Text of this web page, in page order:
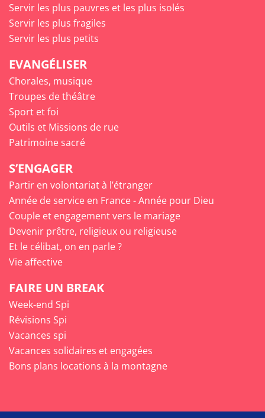
Servir les plus pauvres et les plus isolés
Servir les plus fragiles
Servir les plus petits
EVANGÉLISER
Chorales, musique
Troupes de théâtre
Sport et foi
Outils et Missions de rue
Patrimoine sacré
S’ENGAGER
Partir en volontariat à l’étranger
Année de service en France - Année pour Dieu
Couple et engagement vers le mariage
Devenir prêtre, religieux ou religieuse
Et le célibat, on en parle ?
Vie affective
FAIRE UN BREAK
Week-end Spi
Révisions Spi
Vacances spi
Vacances solidaires et engagées
Bons plans locations à la montagne